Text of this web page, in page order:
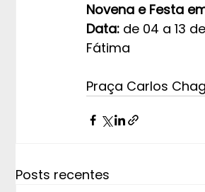
Novena e Festa
Data: de 04 a 13
Fátima
Praça Carlos
Posts recentes